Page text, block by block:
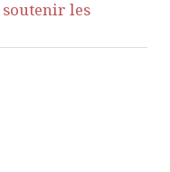
les